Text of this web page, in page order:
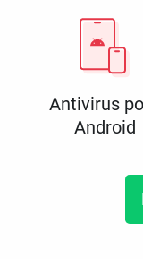
Antivirus
Android